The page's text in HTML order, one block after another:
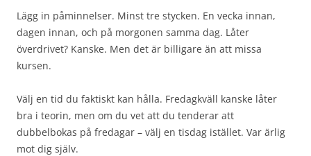
Lägg in påminnelser. Minst tre stycken. En vecka innan,
dagen innan, och på morgonen samma dag. Låter
överdrivet? Kanske. Men det är billigare än att missa
kursen.
Välj en tid du faktiskt kan hålla. Fredagkväll kanske låter
bra i teorin, men om du vet att du tenderar att
dubbelbokas på fredagar – välj en tisdag istället. Var ärlig
mot dig själv.